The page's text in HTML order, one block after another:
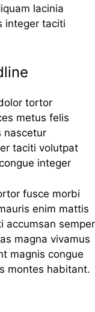
lacinia
integer taciti
tortor
metus felis
nascetur
taciti volutpat
integer
fusce morbi
enim mattis
accumsan semper
magna vivamus
magnis congue
montes habitant.